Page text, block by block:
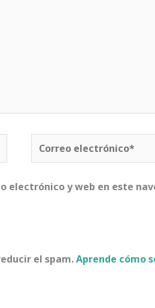
Correo
electrónico*
electrónico y web en este
el spam.Aprende cómo